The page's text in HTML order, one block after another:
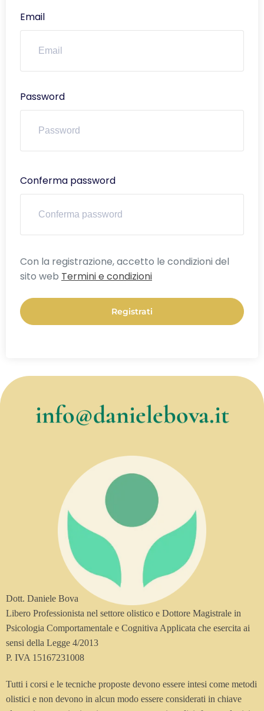
Email
Password
Conferma password
Alternative:
Con la registrazione, accetto le condizioni del
sito web Termini e condizioni
Registrati
info@danielebova.it
Dott. Daniele Bova
Libero Professionista nel settore olistico e Dottore Magistrale in
Psicologia Comportamentale e Cognitiva Applicata che esercita ai
sensi della Legge 4/2013
P. IVA 15167231008
Tutti i corsi e le tecniche proposte devono essere intesi come metodi
olistici e non devono in alcun modo essere considerati in chiave